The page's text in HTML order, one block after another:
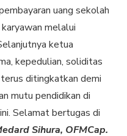
uang sekolah
melalui
ketua
kepedulian, soliditas
ditingkatkan demi
mutu pendidikan di
Selamat bertugas di
Sihura, OFMCap.